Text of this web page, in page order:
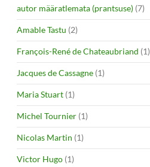
autor määratlemata (prantsuse) (7)
Amable Tastu (2)
François-René de Chateaubriand (1)
Jacques de Cassagne (1)
Maria Stuart (1)
Michel Tournier (1)
Nicolas Martin (1)
Victor Hugo (1)